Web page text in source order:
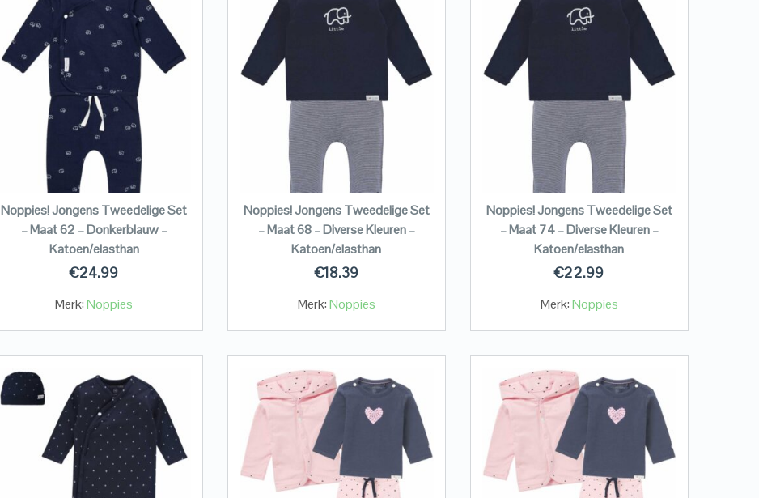
Noppies! Jongens Tweedelige Set
– Maat 62 – Donkerblauw –
Katoen/elasthan
€24.99
Merk:Noppies
Noppies! Jongens Tweedelige Set
– Maat 68 – Diverse Kleuren –
Katoen/elasthan
€18.39
Merk:Noppies
Noppies! Jongens Tweedelige Set
– Maat 74 – Diverse Kleuren –
Katoen/elasthan
€22.99
Merk:Noppies